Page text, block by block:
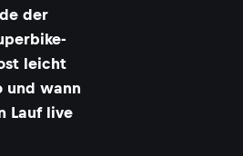
der
leicht
und wann
Lauf live